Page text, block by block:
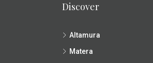
Discover
Altamura
Matera